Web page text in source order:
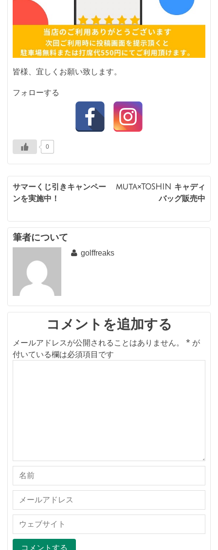
皆様、宜しくお願い致します。
フォローする
0
投
稿
ナ
ビ
ー
シ
ョ
サマーくじ引きキャンペー
ンを実施中！
muta×TOSHIN キャディ
バッグ販売中
筆者について
golffreaks
コメントを追加する
メールアドレスが公開されることはありません。 * が
付いている欄は必須項目です